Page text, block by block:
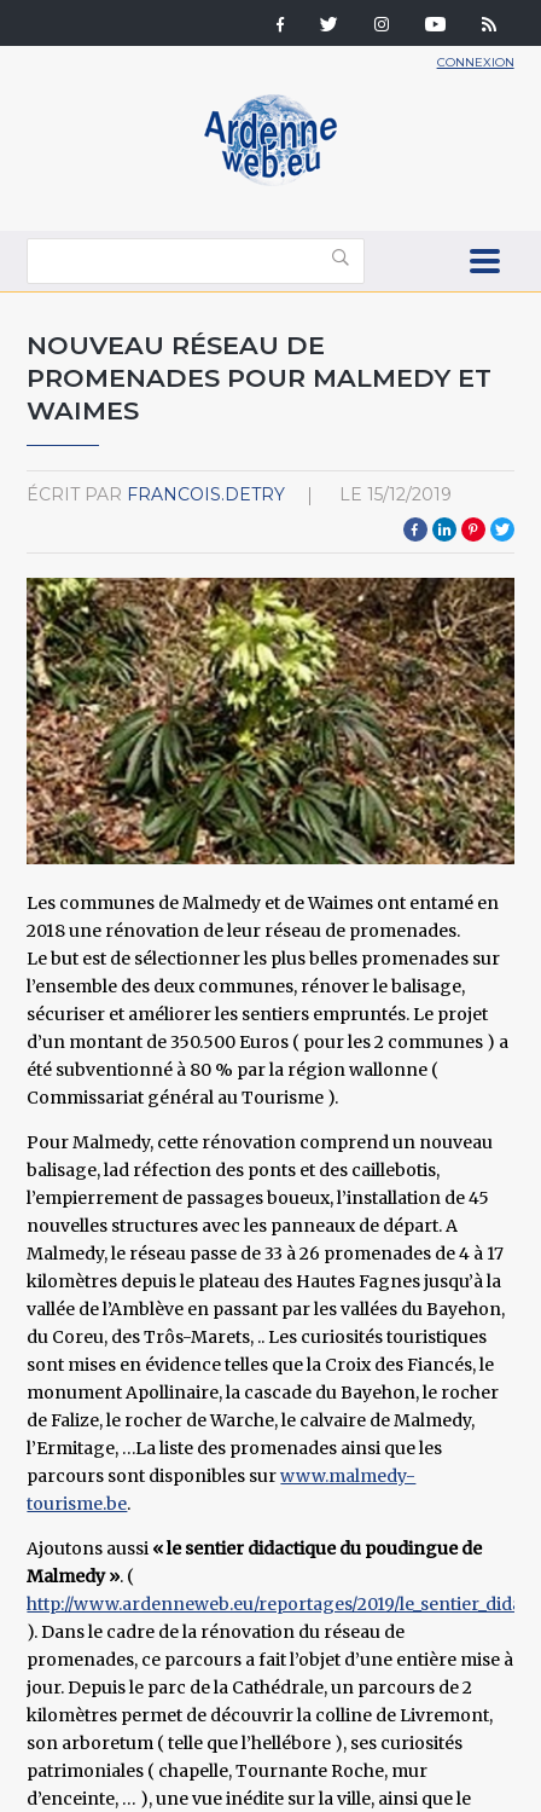
CONNEXION
NOUVEAU RÉSEAU DE
PROMENADES POUR MALMEDY ET
WAIMES
ÉCRIT PAR FRANCOIS.DETRY LE 15/12/2019
Les communes de Malmedy et de Waimes ont entamé en
2018 une rénovation de leur réseau de promenades.
Le but est de sélectionner les plus belles promenades sur
l’ensemble des deux communes, rénover le balisage,
sécuriser et améliorer les sentiers empruntés. Le projet
d’un montant de 350.500 Euros ( pour les 2 communes ) a
été subventionné à 80 % par la région wallonne (
Commissariat général au Tourisme ).
Pour Malmedy, cette rénovation comprend un nouveau
balisage, lad réfection des ponts et des caillebotis,
l’empierrement de passages boueux, l’installation de 45
nouvelles structures avec les panneaux de départ. A
Malmedy, le réseau passe de 33 à 26 promenades de 4 à 17
kilomètres depuis le plateau des Hautes Fagnes jusqu’à la
vallée de l’Amblève en passant par les vallées du Bayehon,
du Coreu, des Trôs-Marets, .. Les curiosités touristiques
sont mises en évidence telles que la Croix des Fiancés, le
monument Apollinaire, la cascade du Bayehon, le rocher
de Falize, le rocher de Warche, le calvaire de Malmedy,
l’Ermitage, …La liste des promenades ainsi que les
parcours sont disponibles surwww.malmedy-
tourisme.be.
Ajoutons aussi « le sentier didactique du poudingue de
Malmedy ». (
http://www.ardenneweb.eu/reportages/2019/
). Dans le cadre de la rénovation du réseau de
promenades, ce parcours a fait l’objet d’une entière mise à
jour. Depuis le parc de la Cathédrale, un parcours de 2
kilomètres permet de découvrir la colline de Livremont,
son arboretum ( telle que l’hellébore ), ses curiosités
patrimoniales ( chapelle, Tournante Roche, mur
d’enceinte, … ), une vue inédite sur la ville, ainsi que le